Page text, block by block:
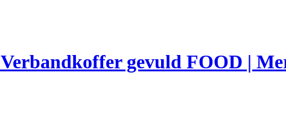
Verbandkoffer gevuld FOOD |